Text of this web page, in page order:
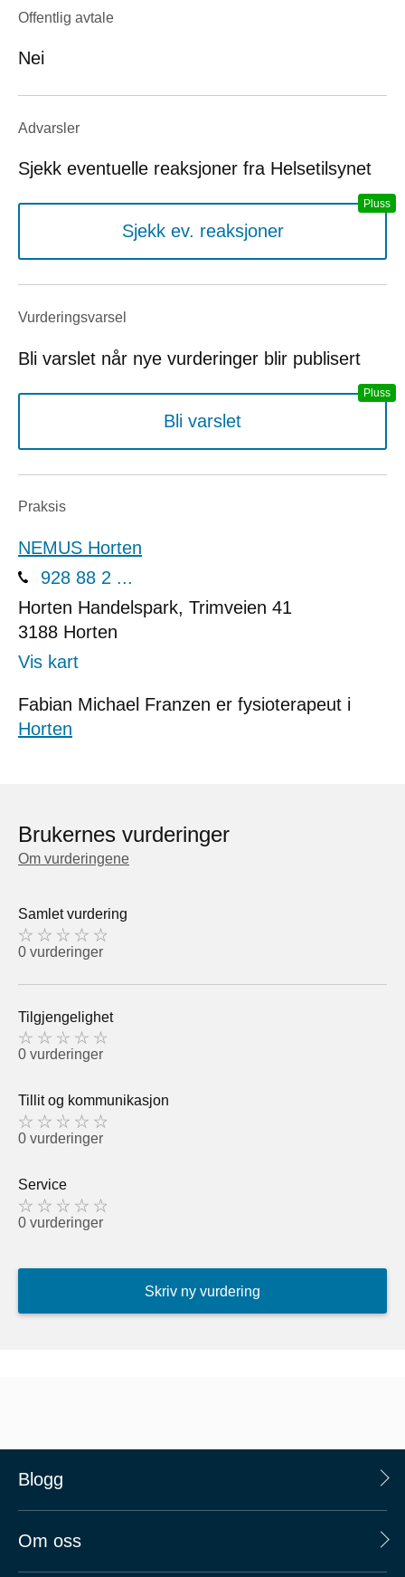
Offentlig avtale
Nei
Advarsler
Sjekk eventuelle reaksjoner fra Helsetilsynet
Sjekk ev. reaksjoner
Vurderings­varsel
Bli varslet når nye vurderinger blir publisert
Bli varslet
Praksis
NEMUS Horten
928 88 2 ...
Horten Handelspark, Trimveien 41
3188 Horten
Vis kart
Fabian Michael Franzen er fysioterapeut i
Horten
Brukernes vurderinger
Om vurderingene
Samlet vurdering
0 vurderinger
Tilgjengelighet
0 vurderinger
Tillit og kommunikasjon
0 vurderinger
Service
0 vurderinger
Skriv ny vurdering
Blogg
Om oss